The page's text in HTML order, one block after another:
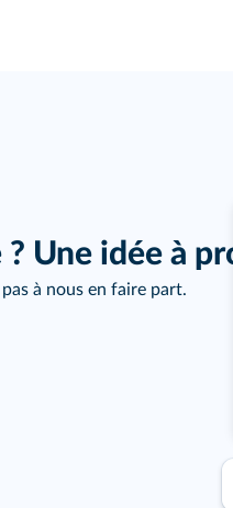
Une idée à
à nous en faire part.